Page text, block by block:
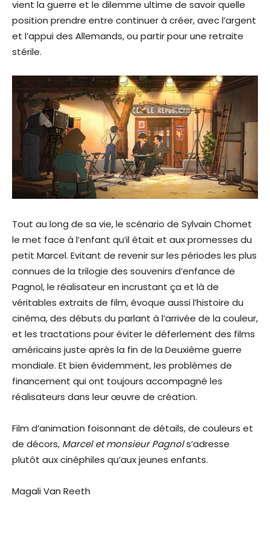
vient la guerre et le dilemme ultime de savoir quelle
position prendre entre continuer à créer, avec l’argent
et l’appui des Allemands, ou partir pour une retraite
stérile.
Tout au long de sa vie, le scénario de Sylvain Chomet
le met face à l’enfant qu’il était et aux promesses du
petit Marcel. Evitant de revenir sur les périodes les plus
connues de la trilogie des souvenirs d’enfance de
Pagnol, le réalisateur en incrustant ça et là de
véritables extraits de film, évoque aussi l’histoire du
cinéma, des débuts du parlant à l’arrivée de la couleur,
et les tractations pour éviter le déferlement des films
américains juste après la fin de la Deuxième guerre
mondiale. Et bien évidemment, les problèmes de
financement qui ont toujours accompagné les
réalisateurs dans leur œuvre de création.
Film d’animation foisonnant de détails, de couleurs et
de décors, Marcel et monsieur Pagnols’adresse
plutôt aux cinéphiles qu’aux jeunes enfants.
Magali Van Reeth